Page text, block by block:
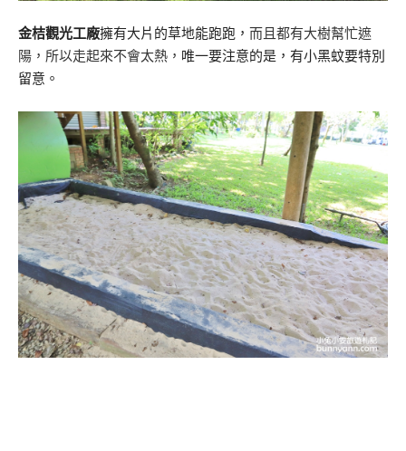
金桔觀光工廠擁有大片的草地能跑跑， 而且都有大樹幫忙遮
陽，所以走起來不會太熱， 唯一要注意的是，有小黑蚊要特別
留意。